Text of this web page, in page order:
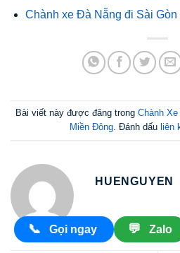
📞 Gọi ngay 💬 Zalo
Chành xe Đà Nẵng đi Sài Gòn
Bài viết này được đăng trong Chành
Miền Đông . Đánh dấu liên
HUENGUYEN